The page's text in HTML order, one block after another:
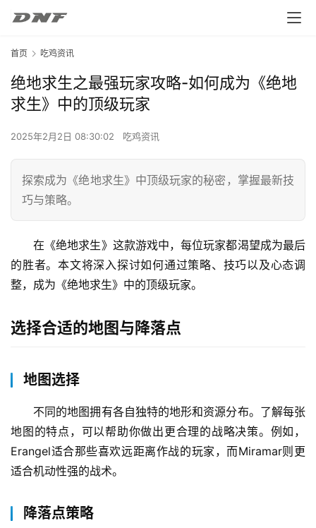
首页 吃鸡资讯
绝地求生之最强玩家攻略-如何成为《绝地
求生》中的顶级玩家
2025年2月2日 08:30:02 吃鸡资讯
探索成为《绝地求生》中顶级玩家的秘密，掌握最新技
巧与策略。
在《绝地求生》这款游戏中，每位玩家都渴望成为最后
的胜者。本文将深入探讨如何通过策略、技巧以及心态调
整，成为《绝地求生》中的顶级玩家。
选择合适的地图与降落点
地图选择
不同的地图拥有各自独特的地形和资源分布。了解每张
地图的特点，可以帮助你做出更合理的战略决策。例如，
Erangel适合那些喜欢远距离作战的玩家，而Miramar则更
适合机动性强的战术。
降落点策略